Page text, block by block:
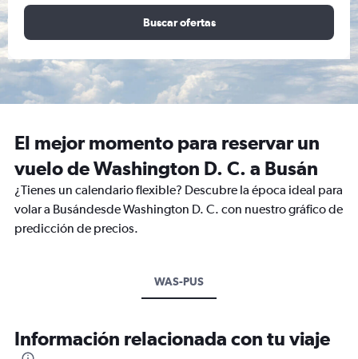
Buscar ofertas
El mejor momento para reservar un
vuelo de Washington D. C. a Busán
¿Tienes un calendario flexible? Descubre la época ideal para
volar a Busándesde Washington D. C. con nuestro gráfico de
predicción de precios.
WAS-PUS
Información relacionada con tu viaje